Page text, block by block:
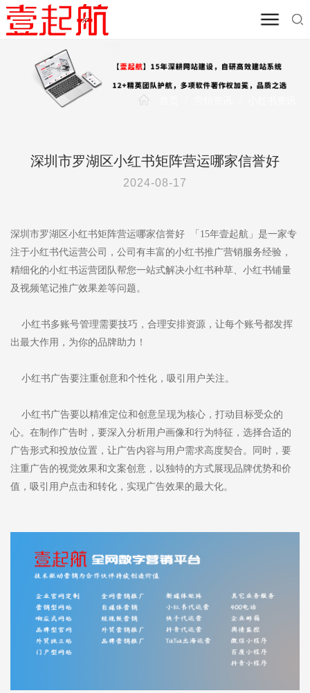
深圳市罗湖区小红书矩阵营运哪家信誉好
2024-08-17
深圳市罗湖区小红书矩阵营运哪家信誉好 「15年壹起航」是一家专
注于小红书代运营公司，公司有丰富的小红书推广营销服务经验，
精细化的小红书运营团队帮您一站式解决小红书种草、小红书铺量
及视频笔记推广效果差等问题。
小红书多账号管理需要技巧，合理安排资源，让每个账号都发挥
出最大作用，为你的品牌助力！
小红书广告要注重创意和个性化，吸引用户关注。
小红书广告要以精准定位和创意呈现为核心，打动目标受众的
心。在制作广告时，要深入分析用户画像和行为特征，选择合适的
广告形式和投放位置，让广告内容与用户需求高度契合。同时，要
注重广告的视觉效果和文案创意，以独特的方式展现品牌优势和价
值，吸引用户点击和转化，实现广告效果的最大化。